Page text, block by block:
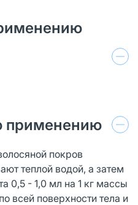
применению
покров
теплой водой, а затем
0,5 - 1,0 мл на 1 кг массы
всей поверхности тела и